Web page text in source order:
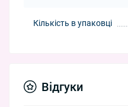
Кількість в упаковці
Відгуки